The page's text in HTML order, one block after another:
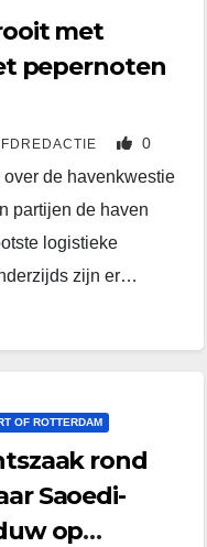
met
pepernoten
0
de havenkwestie
partijen de haven
logistieke
zijn er…
OF ROTTERDAM
rond
Saoedi-
op